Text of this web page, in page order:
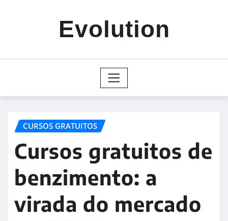
Evolution
CURSOS GRATUITOS
Cursos gratuitos de
benzimento: a
virada do mercado